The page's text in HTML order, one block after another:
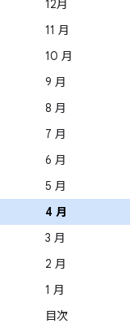
12月
11 月
10 月
9 月
8 月
7 月
6 月
5 月
4 月
3 月
2 月
1 月
目次